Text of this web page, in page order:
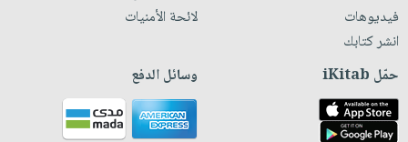
فيديوهات
انشر كتابك
لائحة الأمنيات
حمّل iKitab وسائل الدفع